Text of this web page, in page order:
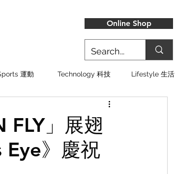
Online Shop
運動 Technology 科技 Lifestyle 生活
」展翅
Eye》慶祝